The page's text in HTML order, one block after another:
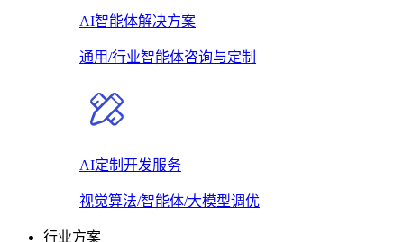
AI智能体解决方案
通用/行业智能体咨询与定制
AI定制开发服务
视觉算法/智能体/大模型调优
行业方案